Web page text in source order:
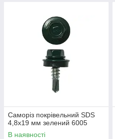
Саморіз покрівельний SDS
4,8х19 мм зелений 6005
В наявності